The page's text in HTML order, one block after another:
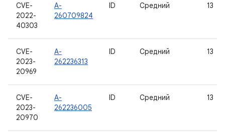
CVE-
2022-
40303
A-
260709824
ID Средний 13
CVE-
2023-
20969
A-
262236313
ID Средний 13
CVE-
2023-
20970
A-
262236005
ID Средний 13